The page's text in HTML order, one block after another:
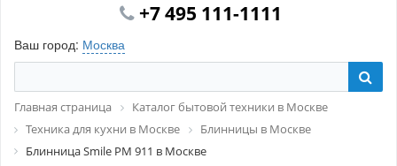
+7 495 111-1111
Ваш город: Москва
Главная страница
Каталог бытовой техники в Москве
Техника для кухни в Москве
Блинницы в Москве
Блинница Smile PM 911 в Москве